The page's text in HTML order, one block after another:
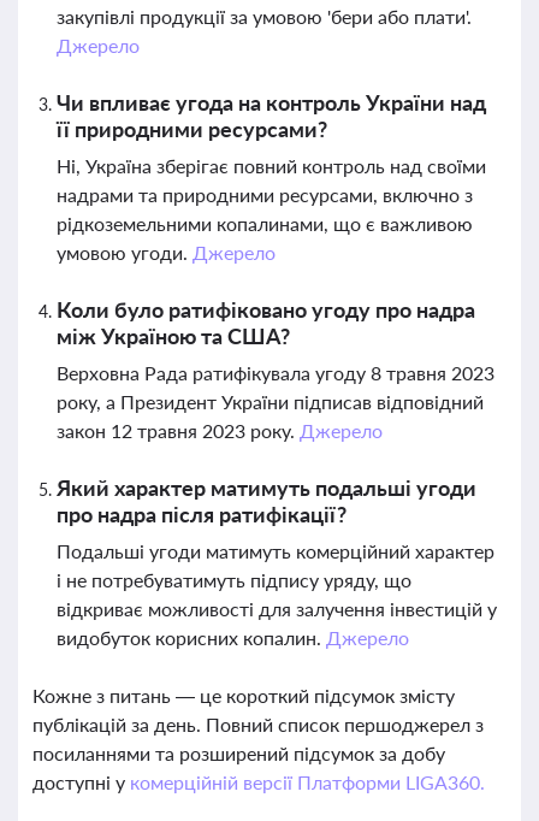
закупівлі продукції за умовою 'бери або плати'.
Джерело
Чи впливає угода на контроль України над
її природними ресурсами?
Ні, Україна зберігає повний контроль над своїми
надрами та природними ресурсами, включно з
рідкоземельними копалинами, що є важливою
умовою угоди. Джерело
Коли було ратифіковано угоду про надра
між Україною та США?
Верховна Рада ратифікувала угоду 8 травня 2023
року, а Президент України підписав відповідний
закон 12 травня 2023 року. Джерело
Який характер матимуть подальші угоди
про надра після ратифікації?
Подальші угоди матимуть комерційний характер
і не потребуватимуть підпису уряду, що
відкриває можливості для залучення інвестицій у
видобуток корисних копалин. Джерело
Кожне з питань — це короткий підсумок змісту
публікацій за день. Повний список першоджерел з
посиланнями та розширений підсумок за добу
доступні у комерційній версії Платформи LIGA360.